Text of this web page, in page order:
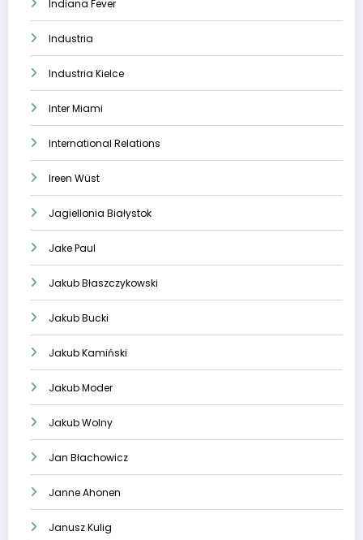
Indiana Fever
Industria
Industria Kielce
Inter Miami
International Relations
Ireen Wüst
Jagiellonia Białystok
Jake Paul
Jakub Błaszczykowski
Jakub Bucki
Jakub Kamiński
Jakub Moder
Jakub Wolny
Jan Błachowicz
Janne Ahonen
Janusz Kulig